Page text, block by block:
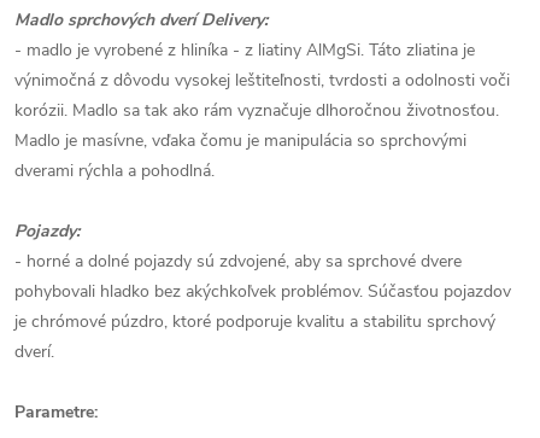
Madlo sprchových dverí Delivery:
- madlo je vyrobené z hliníka - z liatiny AlMgSi. Táto zliatina je
výnimočná z dôvodu vysokej leštiteľnosti, tvrdosti a odolnosti voči
korózii. Madlo sa tak ako rám vyznačuje dlhoročnou životnosťou.
Madlo je masívne, vďaka čomu je manipulácia so sprchovými
dverami rýchla a pohodlná.
Pojazdy:
- horné a dolné pojazdy sú zdvojené, aby sa sprchové dvere
pohybovali hladko bez akýchkoľvek problémov. Súčasťou pojazdov
je chrómové púzdro, ktoré podporuje kvalitu a stabilitu sprchový
dverí.
Parametre: